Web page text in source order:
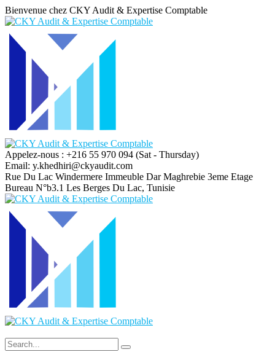
Bienvenue chez CKY Audit & Expertise Comptable
Appelez-nous : +216 55 970 094 (Sat - Thursday)
Email: y.khedhiri@ckyaudit.com
Rue Du Lac Windermere Immeuble Dar Maghrebie 3eme Etage
Bureau N°b3.1 Les Berges Du Lac, Tunisie